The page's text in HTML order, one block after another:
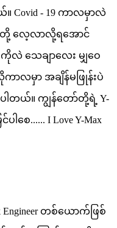
Covid - 19 ကာလမှာလဲ
ာ်တို့ လေ့လာလို့ရအောင်
ကိုလဲ သေချာလေး မျှဝေ
မှာ အချိန်မဖြုန်းပဲ
ါတယ်။ ကျွန်တော်တို့ရဲ့ Y-
စေ...... I Love Y-Max
တစ်ယောက်ဖြစ်